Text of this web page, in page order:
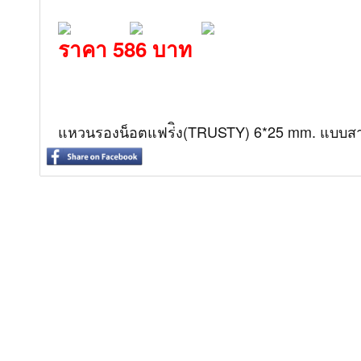
ราคา 586 บาท
แหวนรองน็อตแฟร่ิง(TRUSTY) 6*25 mm. แบบส